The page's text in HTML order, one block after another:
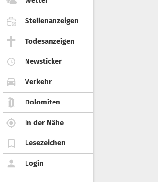
Stellenanzeigen
Todesanzeigen
Newsticker
Verkehr
Dolomiten
In der Nähe
Lesezeichen
Login